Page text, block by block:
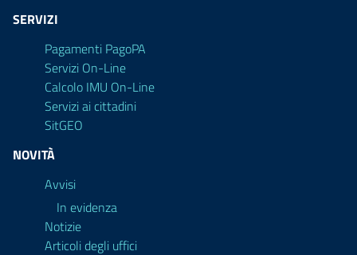
SERVIZI
Pagamenti PagoPA
Servizi On-Line
Calcolo IMU On-Line
Servizi ai cittadini
SitGEO
NOVITÀ
Avvisi
In evidenza
Notizie
Articoli degli uffici